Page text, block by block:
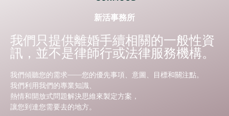
新活事務所
我們只提供離婚手續相關的一般性資
訊，並不是律師行或法律服務機構。
我們傾聽您的需求——您的優先事項、意圖、目標和關注點。
我們利用我們的專業知識、
熱情和開放式問題解決思維來製定方案，
讓您到達您需要去的地方。